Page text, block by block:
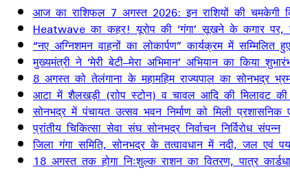
आज का राशिफल 7 अगस्त 2026: इन राशियों की चमकेगी
Heatwave का कहर! यूरोप की ‘गंगा’ सूखने के कगार पर,
“नए अग्निशमन वाहनों का लोकार्पण” कार्यक्रम में सम्मिलित
मुख्यमंत्री ने ‘मेरी बेटी–मेरा अभिमान’ अभियान का किया
8 अगस्त को तेलंगाना के महामहिम राज्यपाल का सोनभद्र
आटा में शैलखड़ी (राोप स्टोन) व चावल आदि की मिलावट
सोनभद्र में पंचायत उत्सव भवन निर्माण को मिली प्रशासनिक
प्रांतीय चिकित्सा सेवा संघ सोनभद्र निर्वाचन निर्विरोध संपन्न
जिला गंगा समिति, सोनभद्र के तत्वावधान में नदी, जल एवं
18 अगस्त तक होगा निःशुल्क राशन का वितरण, पात्र